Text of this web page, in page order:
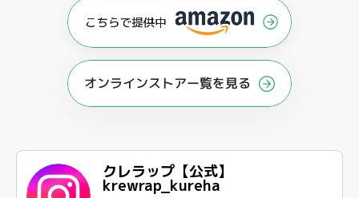
オンラインストアー覧を見る
クレラップ【公式】
krewrap_kureha